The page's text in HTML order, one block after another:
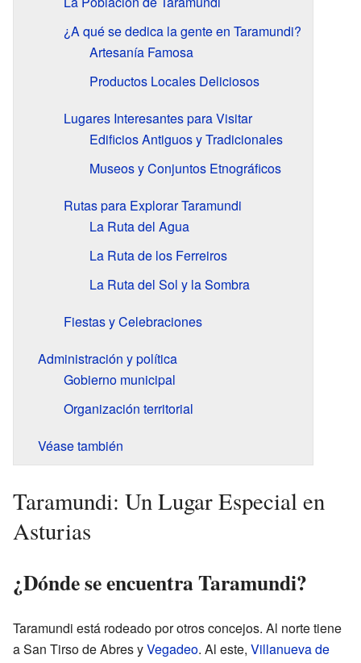
¿A qué se dedica la gente en Taramundi?
Artesanía Famosa
Productos Locales Deliciosos
Lugares Interesantes para Visitar
Edificios Antiguos y Tradicionales
Museos y Conjuntos Etnográficos
Rutas para Explorar Taramundi
La Ruta del Agua
La Ruta de los Ferreiros
La Ruta del Sol y la Sombra
Fiestas y Celebraciones
Administración y política
Gobierno municipal
Organización territorial
Véase también
Taramundi: Un Lugar Especial en
Asturias
¿Dónde se encuentra Taramundi?
Taramundi está rodeado por otros concejos. Al norte tiene
a San Tirso de Abres yVegadeo. Al este, Villanueva de